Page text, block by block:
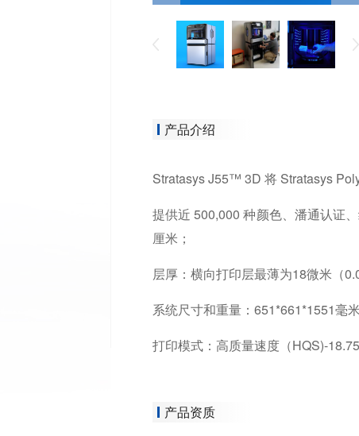
产品介绍
Stratasys J55™ 3D 将 Stratasys
提供近 500,000 种颜色、潘通认证
厘米；
层厚：横向打印层最薄为18微米（
系统尺寸和重量：651*661*1551毫
打印模式：高质量速度（HQS)-
产品资质